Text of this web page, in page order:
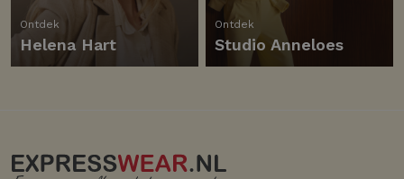
Ontdek
Helena Hart
Ontdek
Studio Anneloes